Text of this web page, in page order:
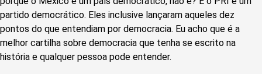
partido democrático. Eles inclusive lançaram aqueles dez
pontos do que entendiam por democracia. Eu acho que é a
melhor cartilha sobre democracia que tenha se escrito na
história e qualquer pessoa pode entender.